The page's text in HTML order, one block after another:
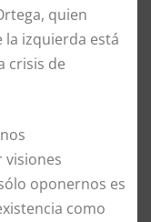
quien
la izquierda está
crisis de
visiones
oponernos es
como